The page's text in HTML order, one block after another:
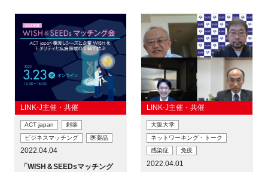
LINK-J主催・共催
ACT japan
創薬
ビジネスマッチング
医薬品
2022.04.04
「WISH＆SEEDsマッチング
LINK-J主催・共催
大阪大学
ネットワーキング・トーク
感染症
免疫
2022.04.01